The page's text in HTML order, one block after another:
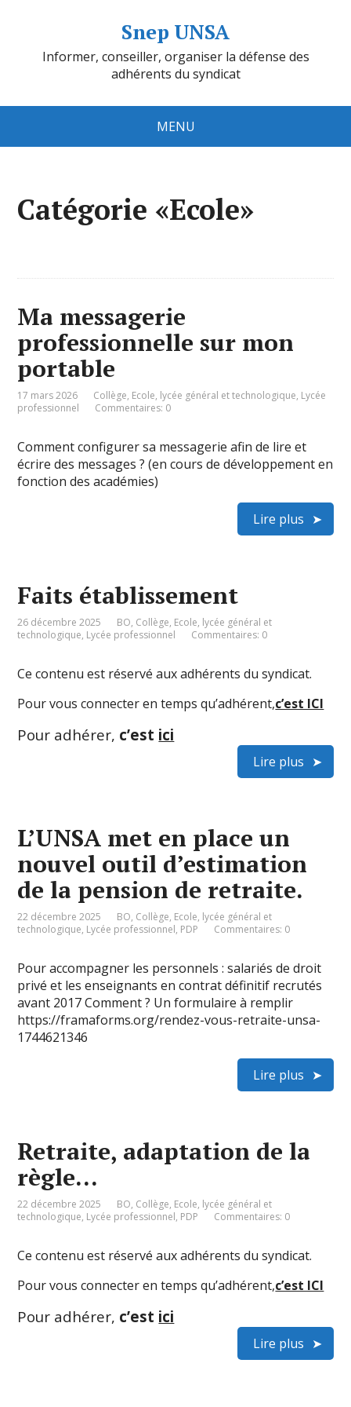
Snep UNSA
Informer, conseiller, organiser la défense des
adhérents du syndicat
MENU
Catégorie «Ecole»
Ma messagerie
professionnelle sur mon
portable
17 mars 2026 Collège, Ecole, lycée général et technologique, Lycée
professionnel
Commentaires: 0
Comment configurer sa messagerie afin de lire et
écrire des messages ? (en cours de développement en
fonction des académies)
Lire plus
Faits établissement
26 décembre 2025 BO, Collège, Ecole, lycée général et
technologique, Lycée professionnel Commentaires: 0
Ce contenu est réservé aux adhérents du syndicat.
Pour vous connecter en temps qu’adhérent,c’est ICI
Pour adhérer, c’est ici
Lire plus
L’UNSA met en place un
nouvel outil d’estimation
de la pension de retraite.
22 décembre 2025 BO, Collège, Ecole, lycée général et
technologique, Lycée professionnel, PDP Commentaires: 0
Pour accompagner les personnels : salariés de droit
privé et les enseignants en contrat définitif recrutés
avant 2017 Comment ? Un formulaire à remplir
https://framaforms.org/rendez-vous-retraite-unsa-
1744621346
Lire plus
Retraite, adaptation de la
règle…
22 décembre 2025 BO, Collège, Ecole, lycée général et
technologique, Lycée professionnel, PDP Commentaires: 0
Ce contenu est réservé aux adhérents du syndicat.
Pour vous connecter en temps qu’adhérent,c’est ICI
Pour adhérer, c’est ici
Lire plus